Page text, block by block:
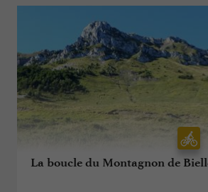
La boucle du Montagnon de